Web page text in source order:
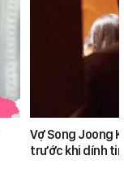
Vợ Song Joong
trước khi dính